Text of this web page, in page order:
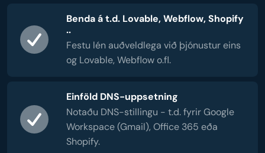
Benda á t.d. Lovable, Webflow, Shopify
..
Festu lén auðveldlega við þjónustur eins
og Lovable, Webflow o.fl.
Einföld DNS-uppsetning
Notaðu DNS-stillingu - t.d. fyrir Google
Workspace (Gmail), Office 365 eða
Shopify.